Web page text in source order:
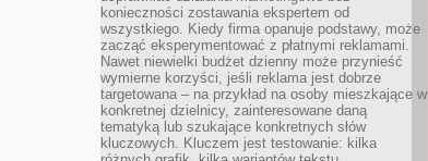
konieczności zostawania ekspertem od
wszystkiego. Kiedy firma opanuje podstawy, może
zacząć eksperymentować z płatnymi reklamami.
Nawet niewielki budżet dzienny może przynieść
wymierne korzyści, jeśli reklama jest dobrze
targetowana – na przykład na osoby mieszkające w
konkretnej dzielnicy, zainteresowane daną
tematyką lub szukające konkretnych słów
kluczowych. Kluczem jest testowanie: kilka